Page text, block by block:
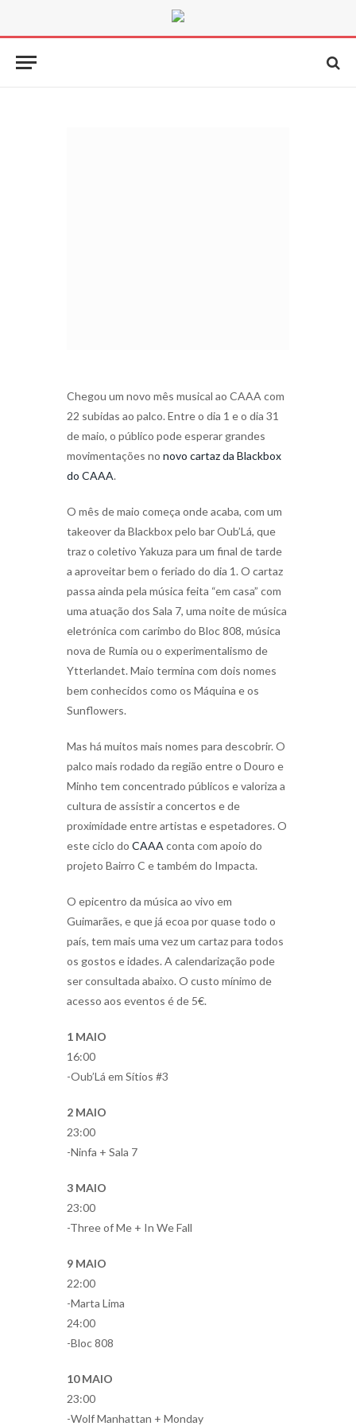
Chegou um novo mês musical ao CAAA com
22 subidas ao palco. Entre o dia 1 e o dia 31
de maio, o público pode esperar grandes
movimentações no novo cartaz da Blackbox
do CAAA.
O mês de maio começa onde acaba, com um
takeover da Blackbox pelo bar Oub’Lá, que
traz o coletivo Yakuza para um final de tarde
a aproveitar bem o feriado do dia 1. O cartaz
passa ainda pela música feita “em casa” com
uma atuação dos Sala 7, uma noite de música
eletrónica com carimbo do Bloc 808, música
nova de Rumia ou o experimentalismo de
Ytterlandet. Maio termina com dois nomes
bem conhecidos como os Máquina e os
Sunflowers.
Mas há muitos mais nomes para descobrir. O
palco mais rodado da região entre o Douro e
Minho tem concentrado públicos e valoriza a
cultura de assistir a concertos e de
proximidade entre artistas e espetadores. O
este ciclo do CAAA conta com apoio do
projeto Bairro C e também do Impacta.
O epicentro da música ao vivo em
Guimarães, e que já ecoa por quase todo o
país, tem mais uma vez um cartaz para todos
os gostos e idades. A calendarização pode
ser consultada abaixo. O custo mínimo de
acesso aos eventos é de 5€.
1 MAIO
16:00
-Oub’Lá em Sítios #3
2 MAIO
23:00
-Ninfa + Sala 7
3 MAIO
23:00
-Three of Me + In We Fall
9 MAIO
22:00
-Marta Lima
24:00
-Bloc 808
10 MAIO
23:00
-Wolf Manhattan + Monday